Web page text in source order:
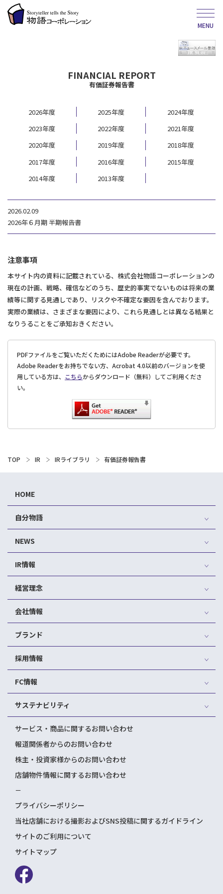
MENU
FINANCIAL REPORT
有価証券報告書
2026年度 2025年度
2024年度
2023年度
2022年度
2021年度
2020年度
2019年度
2018年度
2017年度
2016年度
2015年度
2014年度
2013年度
2026.02.09
2026年６月期 半期報告書
注意事項
本サイト内の資料に記載されている、株式会社物語コーポレーションの
現在の計画、戦略、確信などのうち、歴史的事実でないものは将来の業
績等に関する見通しであり、リスクや不確定な要因を含んでおります。
実際の業績は、さまざまな要因により、これら見通しとは異なる結果と
なりうることをご承知おきください。
PDFファイルをご覧いただくためにはAdobe Readerが必要です。
Adobe Readerをお持ちでない方、Acrobat 4.0以前のバージョンを使
用している方は、
こちらからダウンロード（無料）してご利用くださ
い。
TOP IR IRライブラリ 有価証券報告書
HOME
自分物語
NEWS
IR情報
経営理念
会社情報
ブランド
採用情報
FC情報
サステナビリティ
サービス・商品に関するお問い合わせ
報道関係者からのお問い合わせ
株主・投資家様からのお問い合わせ
店舗物件情報に関するお問い合わせ
－
プライバシーポリシー
当社店舗における撮影およびSNS投稿に関するガイドライン
サイトのご利用について
サイトマップ